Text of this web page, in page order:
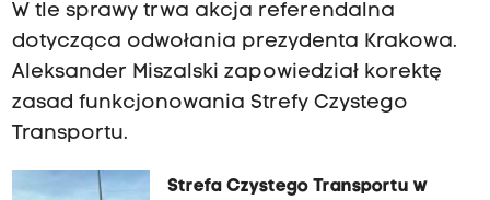
W tle sprawy trwa akcja referendalna
dotycząca odwołania prezydenta Krakowa.
Aleksander Miszalski zapowiedział korektę
zasad funkcjonowania Strefy Czystego
Transportu.
Strefa Czystego Transportu w